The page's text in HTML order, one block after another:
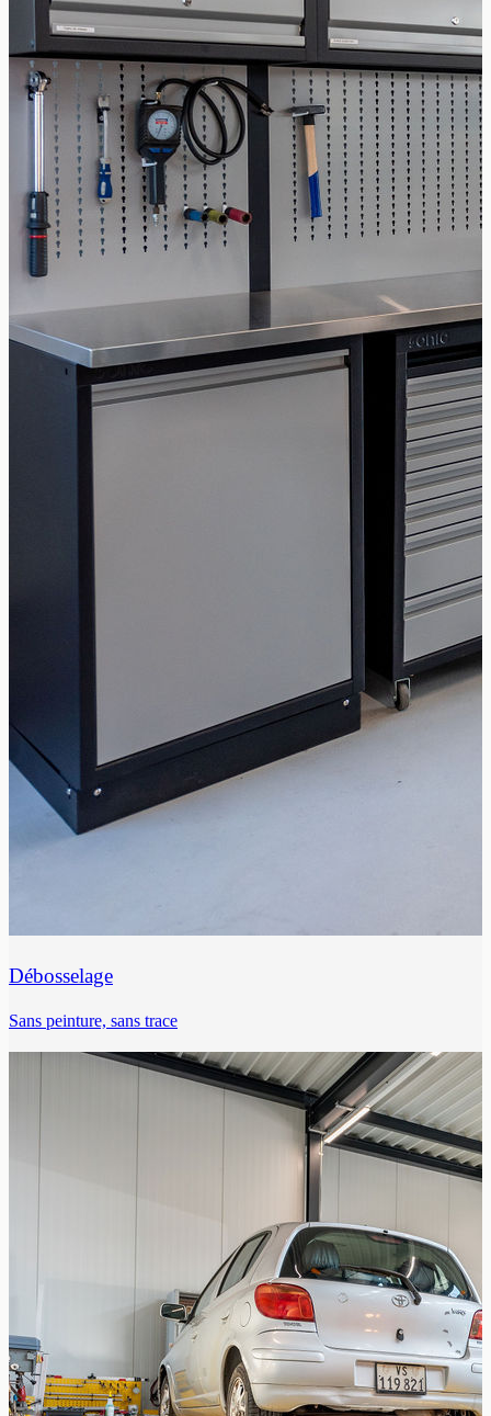
Débosselage
Sans peinture, sans trace